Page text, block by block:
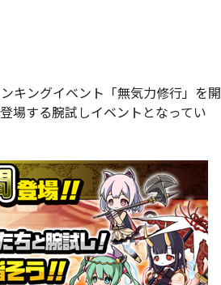
キングイベント「無気力修行」を開
場する腕試しイベントとなってい